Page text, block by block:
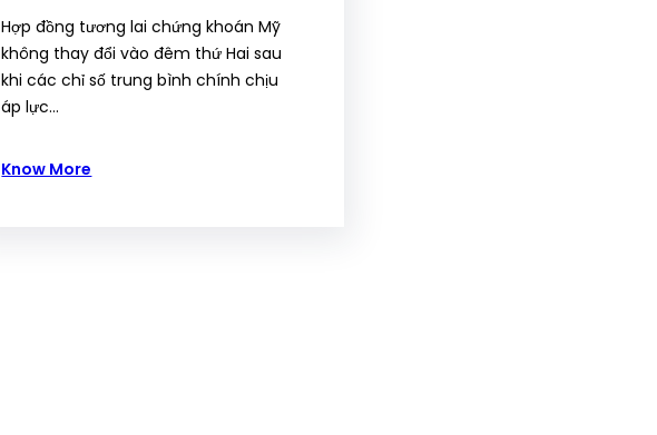
Hợp đồng tương lai chứng khoán Mỹ
không thay đổi vào đêm thứ Hai sau
khi các chỉ số trung bình chính chịu
áp lực…
Know More